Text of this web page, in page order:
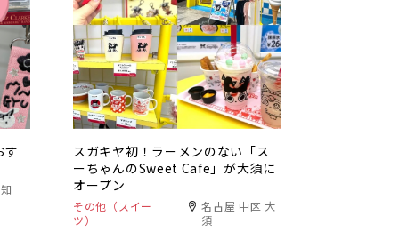
す
スガキヤ初！ラーメンのない「ス
ーちゃんのSweet Cafe」が大須に
オープン
その他（スイー
ツ）
名古屋 中区 大
須